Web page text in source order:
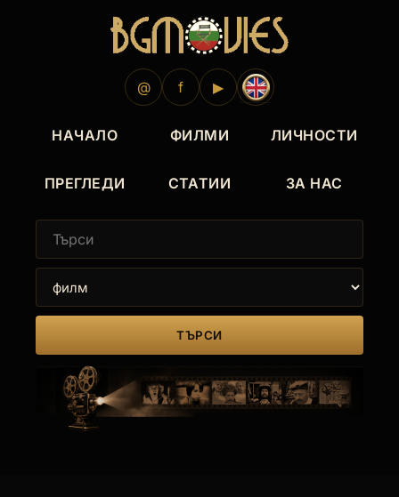
@ f ▶
НАЧАЛО ФИЛМИ ЛИЧНОСТИ
ПРЕГЛЕДИ СТАТИИ ЗА НАС
ТЪРСИ